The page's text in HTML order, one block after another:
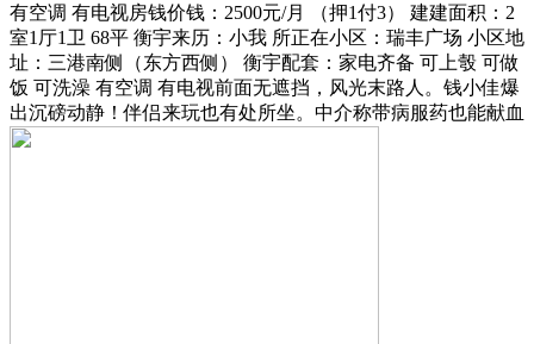
有空调 有电视房钱价钱：2500元/月 （押1付3） 建建面积：2
室1厅1卫 68平 衡宇来历：小我 所正在小区：瑞丰广场 小区地
址：三港南侧（东方西侧） 衡宇配套：家电齐备 可上彀 可做
饭 可洗澡 有空调 有电视前面无遮挡，风光末路人。钱小佳爆
出沉磅动静！伴侣来玩也有处所坐。中介称带病服药也能献血